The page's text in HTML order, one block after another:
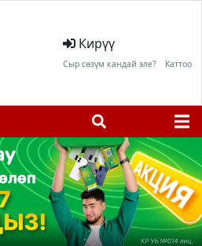
Кирүү
Сыр сөзүм кандай эле? Каттоо